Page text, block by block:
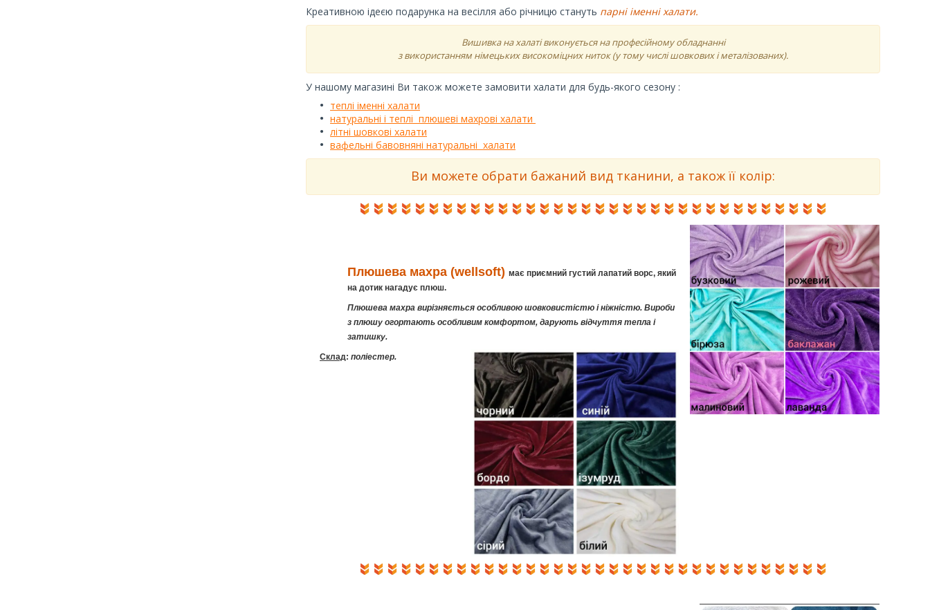
Креативною ідеєю подарунка на весілля або річницю стануть парні іменні халати.
Вишивка на халаті виконується на професійному обладнанні
з використанням німецьких високоміцних ниток (у тому числі шовкових і металізованих).
У нашому магазині Ви також можете замовити халати для будь-якого сезону :
теплі іменні халати
натуральні і теплі плюшеві махрові халати
літні шовкові халати
вафельні бавовняні натуральні халати
Ви можете обрати бажаний вид тканини, а також її колір:
Плюшева махра (wellsoft) має приємний густий лапатий ворс, який
на дотик нагадує плюш.
Плюшева махра вирізняється особливою шовковистістю і ніжністю. Вироби
з плюшу огортають особливим комфортом, дарують відчуття тепла і
затишку.
Склад: поліестер.